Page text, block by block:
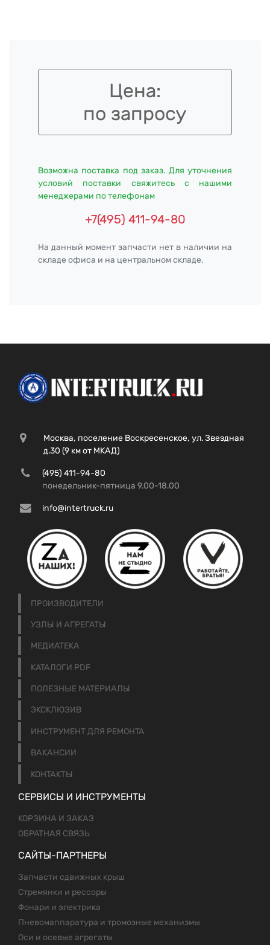
Цена:
по запросу
Возможна поставка под заказ. Для уточнения
условий поставки свяжитесь с нашими
менеджерами по телефонам
+7(495) 411-94-80
На данный момент запчасти нет в наличии на
складе офиса и на центральном складе.
Москва, поселение Воскресенское, ул. Звездная
д.30 (9 км от МКАД)
(495) 411-94-80
понедельник-пятница 9.00-18.00
info@intertruck.ru
ПРОИЗВОДИТЕЛИ
УЗЛЫ И АГРЕГАТЫ
МЕДИАТЕКА
КАТАЛОГИ PDF
ПОЛЕЗНЫЕ МАТЕРИАЛЫ
ЭКСКЛЮЗИВ
ИНСТРУМЕНТ ДЛЯ РЕМОНТА
ВАКАНСИИ
КОНТАКТЫ
СЕРВИСЫ И ИНСТРУМЕНТЫ
КОРЗИНА И ЗАКАЗ
ОБРАТНАЯ СВЯЗЬ
САЙТЫ-ПАРТНЕРЫ
Запчасти сдвижных крыш
Стремянки и рессоры
Фонари и электрика
Пневомаппаратура и тромозные механизмы
Оси и осевые агрегаты